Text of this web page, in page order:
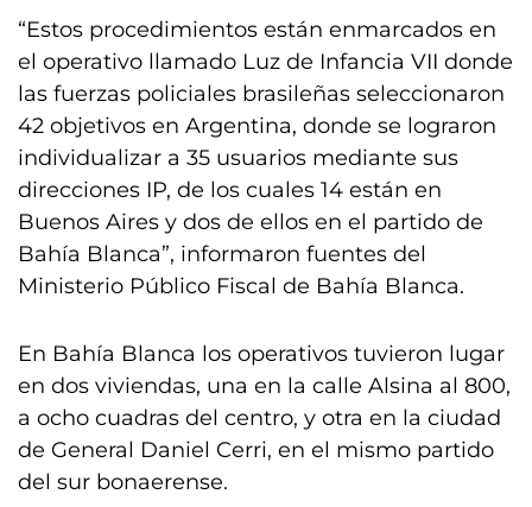
“Estos procedimientos están enmarcados en
el operativo llamado Luz de Infancia VII donde
las fuerzas policiales brasileñas seleccionaron
42 objetivos en Argentina, donde se lograron
individualizar a 35 usuarios mediante sus
direcciones IP, de los cuales 14 están en
Buenos Aires y dos de ellos en el partido de
Bahía Blanca”, informaron fuentes del
Ministerio Público Fiscal de Bahía Blanca.
En Bahía Blanca los operativos tuvieron lugar
en dos viviendas, una en la calle Alsina al 800,
a ocho cuadras del centro, y otra en la ciudad
de General Daniel Cerri, en el mismo partido
del sur bonaerense.